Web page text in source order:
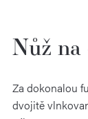
Nůž na
Za dokonalou
dvojitě